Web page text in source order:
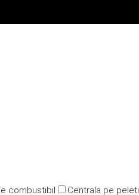
combustibil Centrala pe peleti